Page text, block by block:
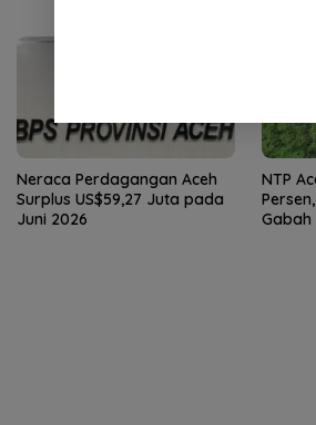
Neraca Perdagangan Aceh
Surplus US$59,27 Juta pada
Juni 2026
NTP
Gabah